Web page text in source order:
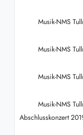
Musik-NMS
Musik-NMS
Musik-NMS
Musik-NMS
Abschlusskonzert